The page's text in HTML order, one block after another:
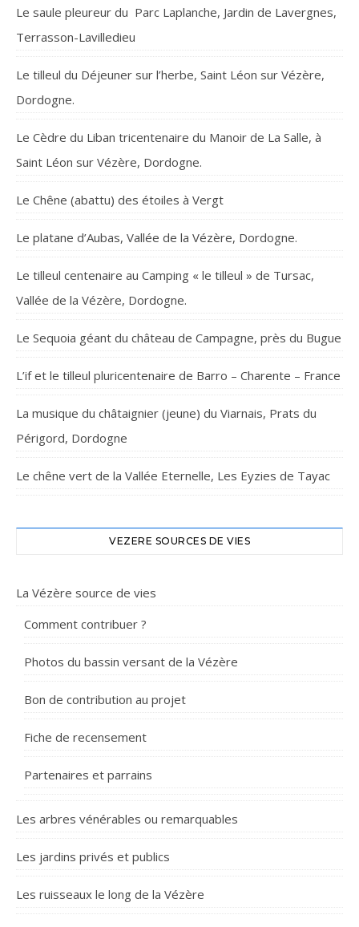
Le saule pleureur du Parc Laplanche, Jardin de Lavergnes,
Terrasson-Lavilledieu
Le tilleul du Déjeuner sur l’herbe, Saint Léon sur Vézère,
Dordogne.
Le Cèdre du Liban tricentenaire du Manoir de La Salle, à
Saint Léon sur Vézère, Dordogne.
Le Chêne (abattu) des étoiles à Vergt
Le platane d’Aubas, Vallée de la Vézère, Dordogne.
Le tilleul centenaire au Camping « le tilleul » de Tursac,
Vallée de la Vézère, Dordogne.
Le Sequoia géant du château de Campagne, près du Bugue
L’if et le tilleul pluricentenaire de Barro – Charente – France
La musique du châtaignier (jeune) du Viarnais, Prats du
Périgord, Dordogne
Le chêne vert de la Vallée Eternelle, Les Eyzies de Tayac
VEZERE SOURCES DE VIES
La Vézère source de vies
Comment contribuer ?
Photos du bassin versant de la Vézère
Bon de contribution au projet
Fiche de recensement
Partenaires et parrains
Les arbres vénérables ou remarquables
Les jardins privés et publics
Les ruisseaux le long de la Vézère